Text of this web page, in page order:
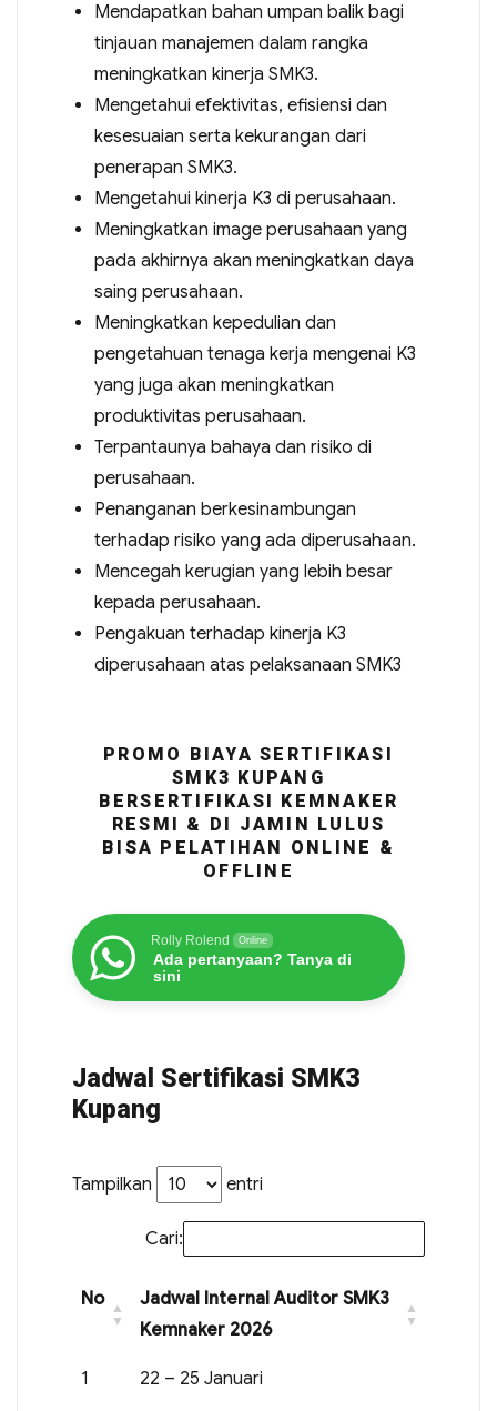
Mendapatkan bahan umpan balik bagi
tinjauan manajemen dalam rangka
meningkatkan kinerja SMK3.
Mengetahui efektivitas, efisiensi dan
kesesuaian serta kekurangan dari
penerapan SMK3.
Mengetahui kinerja K3 di perusahaan.
Meningkatkan image perusahaan yang
pada akhirnya akan meningkatkan daya
saing perusahaan.
Meningkatkan kepedulian dan
pengetahuan tenaga kerja mengenai K3
yang juga akan meningkatkan
produktivitas perusahaan.
Terpantaunya bahaya dan risiko di
perusahaan.
Penanganan berkesinambungan
terhadap risiko yang ada diperusahaan.
Mencegah kerugian yang lebih besar
kepada perusahaan.
Pengakuan terhadap kinerja K3
diperusahaan atas pelaksanaan SMK3
PROMO BIAYA SERTIFIKASI
SMK3 KUPANG
BERSERTIFIKASI KEMNAKER
RESMI & DI JAMIN LULUS
BISA PELATIHAN ONLINE &
OFFLINE
Rolly Rolend Online
Ada pertanyaan? Tanya di
sini
Jadwal Sertifikasi SMK3
Kupang
Tampilkan entri
Cari:
No
Jadwal Internal Auditor SMK3
Kemnaker 2026
1 22 – 25 Januari